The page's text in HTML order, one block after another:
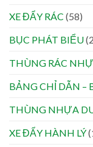
XE ĐẨY RÁC (58)
BỤC PHÁT BIỂU
THÙNG RÁC
BẢNG CHỈ DẪN –
THÙNG NHỰA
XE ĐẨY HÀNH LÝ